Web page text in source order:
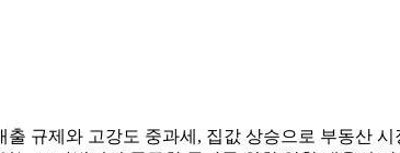
규제와 고강도 중과세, 집값 상승으로 부동산